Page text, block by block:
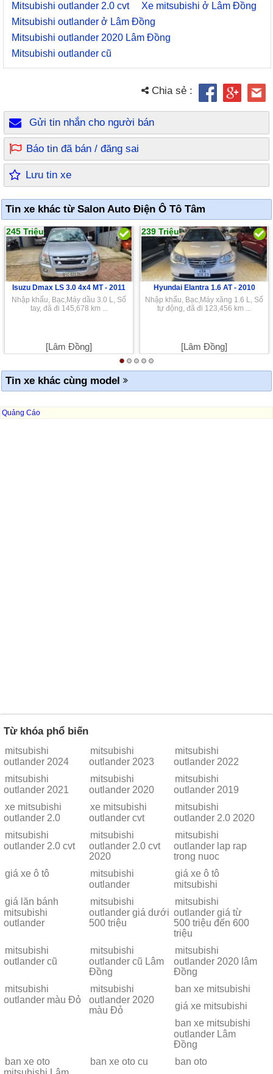
Mitsubishi outlander 2.0 cvt
Xe mitsubishi ở Lâm Đồng
Mitsubishi outlander ở Lâm Đồng
Mitsubishi outlander 2020 Lâm Đồng
Mitsubishi outlander cũ
Chia sẻ :
Gửi tin nhắn cho người bán
Báo tin đã bán / đăng sai
Lưu tin xe
Tin xe khác từ Salon Auto Điện Ô Tô Tâm
245 Triệu
Isuzu Dmax LS 3.0 4x4 MT - 2011
Nhập khẩu, Bạc,Máy dầu 3.0 L, Số
tay, đã đi 145,678 km ...
[Lâm Đồng]
239 Triệu
Hyundai Elantra 1.6 AT - 2010
Nhập khẩu, Bạc,Máy xăng 1.6 L, Số
tự động, đã đi 123,456 km ...
[Lâm Đồng]
Tin xe khác cùng model
Quảng Cáo
Từ khóa phổ biến
mitsubishi
outlander 2024
mitsubishi
outlander 2023
mitsubishi
outlander 2022
mitsubishi
outlander 2021
mitsubishi
outlander 2020
mitsubishi
outlander 2019
xe mitsubishi
outlander 2.0
xe mitsubishi
outlander cvt
mitsubishi
outlander 2.0 2020
mitsubishi
outlander 2.0 cvt
mitsubishi
outlander 2.0 cvt
2020
mitsubishi
outlander lap rap
trong nuoc
giá xe ô tô
mitsubishi
outlander
giá xe ô tô
mitsubishi
giá lăn bánh
mitsubishi
outlander
mitsubishi
outlander giá dưới
500 triệu
mitsubishi
outlander giá từ
500 triệu đến 600
triệu
mitsubishi
outlander cũ
mitsubishi
outlander cũ Lâm
Đồng
mitsubishi
outlander 2020 lâm
Đồng
mitsubishi
outlander màu Đỏ
mitsubishi
outlander 2020
màu Đỏ
ban xe mitsubishi
giá xe mitsubishi
ban xe mitsubishi
outlander Lâm
Đồng
ban xe oto
ban xe oto cu
ban oto